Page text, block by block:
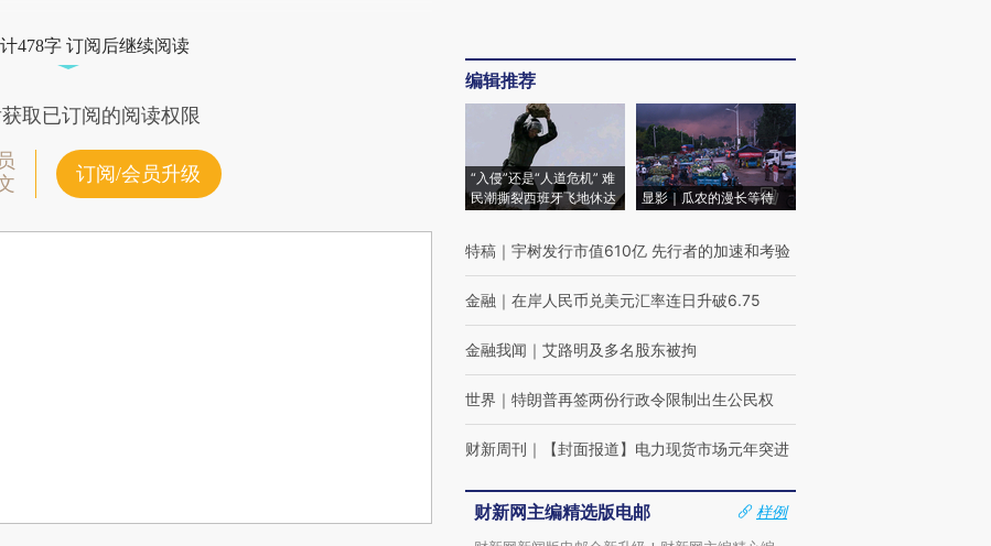
478字 订阅后继续阅读
取已订阅的阅读权限
订阅/会员升级
编辑推荐
“入侵”还是“人道危机” 难
民潮撕裂西班牙飞地休达
显影｜瓜农的漫长等待
特稿 ｜ 宇树发行市值610亿 先行者的加速和考验
金融 ｜ 在岸人民币兑美元汇率连日升破6.75
金融我闻 ｜ 艾路明及多名股东被拘
世界 ｜ 特朗普再签两份行政令限制出生公民权
财新周刊 ｜ 【封面报道】电力现货市场元年突进
财新网主编精选版电邮
样例